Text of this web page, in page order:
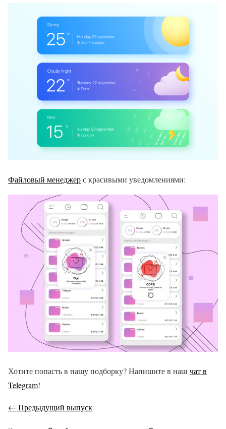
Файловый менеджерс красивыми уведомлениями:
Хотите попасть в нашу подборку? Напишите в наш чат в
Telegram!
← Предыдущий выпуск